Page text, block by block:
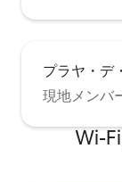
ドルライトで飲
外シャワーをご
ターネットとワ
ペントハウスは
斎や仕事スペー
からは庭の絶
プラヤ・デ
現地メンバ
Wi-